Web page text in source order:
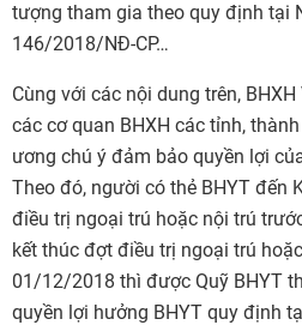
tượng tham gia theo quy định tại
146/2018/NĐ-CP…
Cùng với các nội dung trên,
các cơ quan BHXH các tỉnh,
ương chú ý đảm bảo quyền lợi
Theo đó, người có thẻ BHYT đến
điều trị ngoại trú hoặc nội trú
kết thúc đợt điều trị ngoại trú
01/12/2018 thì được Quỹ BHYT
quyền lợi hưởng BHYT quy định